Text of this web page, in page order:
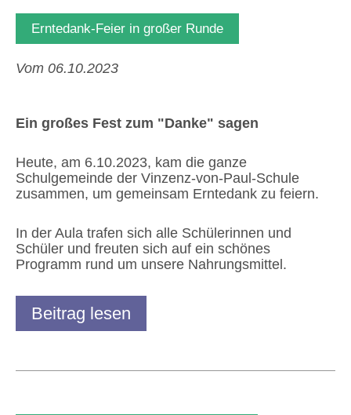
Erntedank-Feier in großer Runde
Vom 06.10.2023
Ein großes Fest zum "Danke" sagen
Heute, am 6.10.2023, kam die ganze
Schulgemeinde der Vinzenz-von-Paul-Schule
zusammen, um gemeinsam Erntedank zu feiern.
In der Aula trafen sich alle Schülerinnen und
Schüler und freuten sich auf ein schönes
Programm rund um unsere Nahrungsmittel.
Beitrag lesen